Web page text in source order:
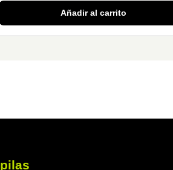
Añadir al carrito
pilas